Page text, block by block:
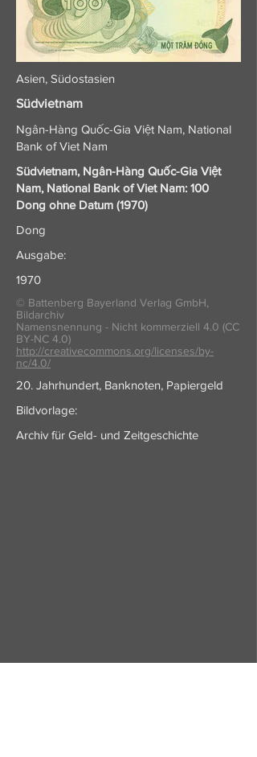
Asien, Südostasien
Südvietnam
Ngân-Hàng Quốc-Gia Việt Nam, National
Bank of Viet Nam
Südvietnam, Ngân-Hàng Quốc-Gia Việt
Nam, National Bank of Viet Nam: 100
Dong ohne Datum (1970)
Dong
Ausgabe:
1970
© Battenberg Bayerland Verlag GmbH,
Bildarchiv
Namensnennung - Nicht kommerziell 4.0 (CC
BY-NC 4.0)
http://creativecommons.org/licenses/by-
nc/4.0/
20. Jahrhundert, Banknoten, Papiergeld
Bildvorlage:
Archiv für Geld- und Zeitgeschichte